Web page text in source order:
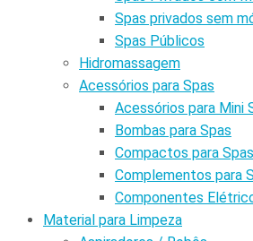
Spas privados sem
Spas Públicos
Hidromassagem
Acessórios para Spas
Acessórios para Mini
Bombas para Spas
Compactos para Spas
Complementos para
Componentes
Material para Limpeza